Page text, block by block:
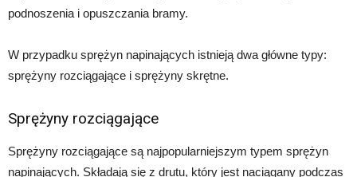
podnoszenia i opuszczania bramy.
W przypadku sprężyn napinających istnieją dwa główne typy:
sprężyny rozciągające i sprężyny skrętne.
Sprężyny rozciągające
Sprężyny rozciągające są najpopularniejszym typem sprężyn
napinających. Składają się z drutu, który jest naciągany podczas